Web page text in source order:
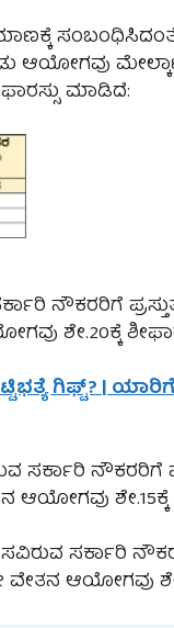
ಆಯೋಗವು
ಮಾಡಿದೆ:
ನೌಕರರಿಗೆ
ಶೇ.20ಕ್ಕೆ
ಗಿಫ್ಟ್? |
ಸರ್ಕಾರಿ ನೌಕರರಿಗೆ
ಆಯೋಗವು
ಸರ್ಕಾರಿ
ಆಯೋಗವು